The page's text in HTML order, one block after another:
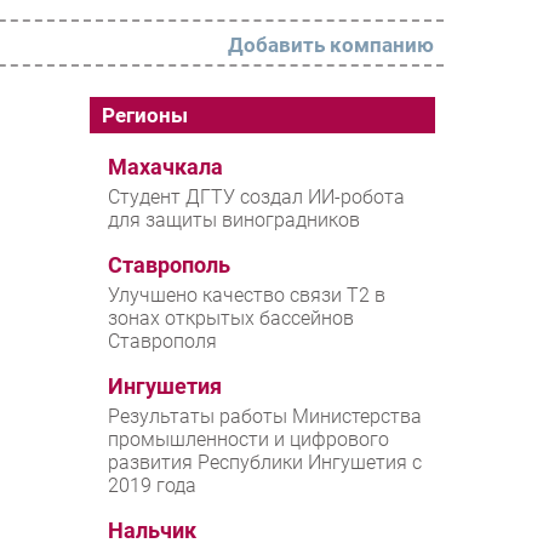
РАЗДЕЛЫ
Новости
Аналитика
Мероприятия
Проекты
IT класс
Тестовый стенд
Каталог компаний
Добавить компанию
Регионы
Махачкала
Студент ДГТУ создал ИИ-робота
для защиты виноградников
Ставрополь
Улучшено качество связи T2 в
зонах открытых бассейнов
Ставрополя
Ингушетия
Результаты работы Министерства
промышленности и цифрового
развития Республики Ингушетия с
2019 года
Нальчик